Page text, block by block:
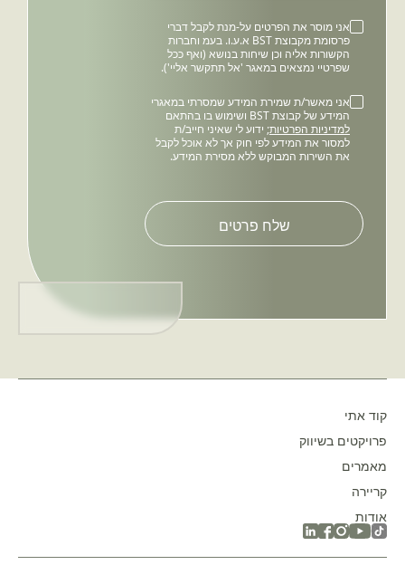
אני מוסר את הפרטים על-מנת לקבל דברי
פרסומת מקבוצת BST א.ע.ו. בעמ וחברות
הקשורות אליה וכן שיחות בנושא (ואף ככל
שפרטיי נמצאים במאגר 'אל תתקשר אליי').
אני מאשר/ת שמירת המידע שמסרתי במאגרי
המידע של קבוצת BST ושימוש בו בהתאם
למדיניות הפרטיות; ידוע לי שאיני חייב/ת
למסור את המידע לפי חוק אך לא אוכל לקבל
את השירות המבוקש ללא מסירת המידע.
leave
this
אודות
קריירה
מאמרים
פרויקטים בשיווק
קוד אתי